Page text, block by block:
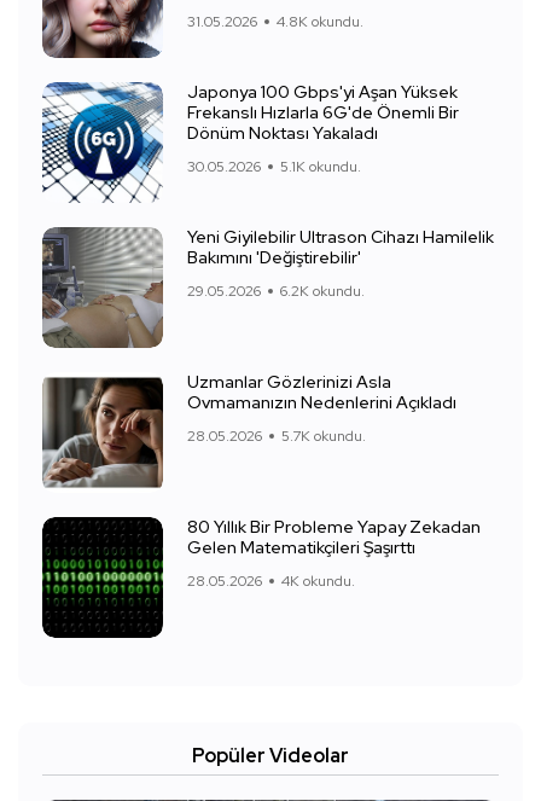
31.05.2026 4.8K okundu.
Japonya 100 Gbps'yi Aşan Yüksek
Frekanslı Hızlarla 6G'de Önemli Bir
Dönüm Noktası Yakaladı
30.05.2026 5.1K okundu.
Yeni Giyilebilir Ultrason Cihazı Hamilelik
Bakımını 'Değiştirebilir'
29.05.2026 6.2K okundu.
Uzmanlar Gözlerinizi Asla
Ovmamanızın Nedenlerini Açıkladı
28.05.2026 5.7K okundu.
80 Yıllık Bir Probleme Yapay Zekadan
Gelen Matematikçileri Şaşırttı
28.05.2026 4K okundu.
Popüler Videolar